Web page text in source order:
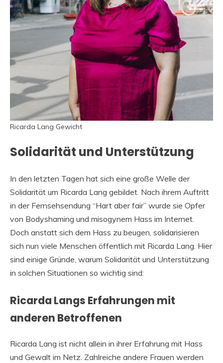
Ricarda Lang Gewicht
Solidarität und Unterstützung
In den letzten Tagen hat sich eine große Welle der
Solidarität um Ricarda Lang gebildet. Nach ihrem Auftritt
in der Fernsehsendung “Hart aber fair” wurde sie Opfer
von Bodyshaming und misogynem Hass im Internet.
Doch anstatt sich dem Hass zu beugen, solidarisieren
sich nun viele Menschen öffentlich mit Ricarda Lang. Hier
sind einige Gründe, warum Solidarität und Unterstützung
in solchen Situationen so wichtig sind:
Ricarda Langs Erfahrungen mit
anderen Betroffenen
Ricarda Lang ist nicht allein in ihrer Erfahrung mit Hass
und Gewalt im Netz. Zahlreiche andere Frauen werden